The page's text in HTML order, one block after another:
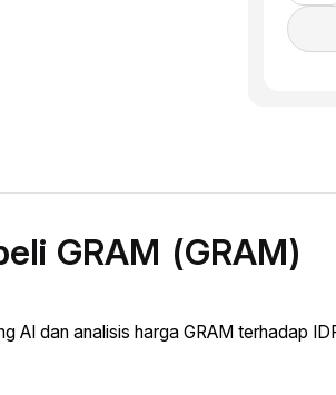
GRAM (GRAM)
dan analisis harga GRAM terhadap